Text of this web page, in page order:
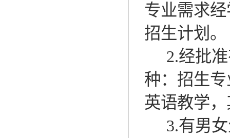
专业需求
招生计划。
2.经批
种：招生
英语教学
3.有男